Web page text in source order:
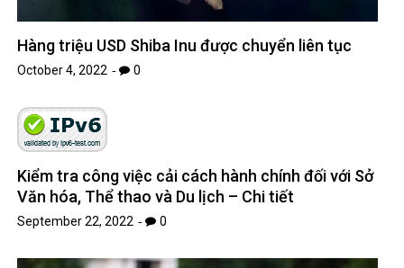
Hàng triệu USD Shiba Inu được chuyển liên tục
October 4, 2022 0
Kiểm tra công việc cải cách hành chính đối với Sở
Văn hóa, Thể thao và Du lịch – Chi tiết
September 22, 2022 0